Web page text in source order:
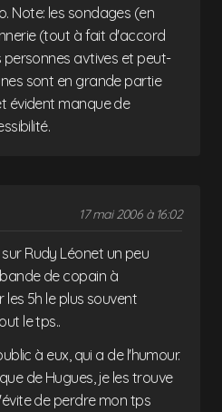
Note: les sondages (en
(tout à fait d'accord
personnes avtives et peut-
sont en grande partie
évident manque de
17 mai 2006 à 16:02
Rudy Léonet un peu
de copain à
5h le plus souvent
le tps..
à eux, qui a de l'humour.
de Hugues, je les trouve
de perdre mon tps